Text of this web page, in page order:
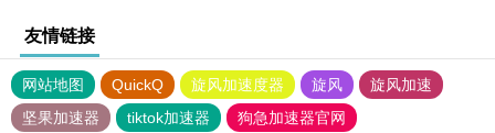
友情链接
网站地图 QuickQ 旋风加速度器 旋风
旋风加速
坚果加速器
tiktok加速器
狗急加速器官网